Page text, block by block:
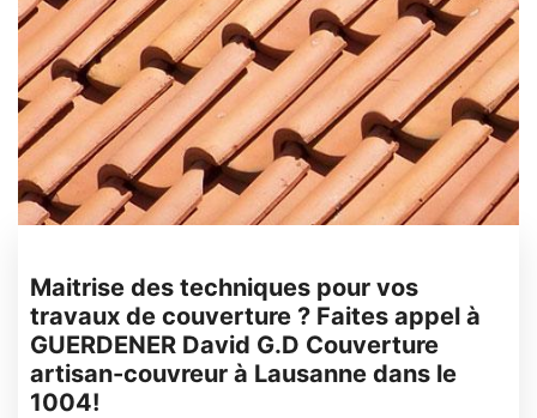
Maitrise des techniques pour vos
travaux de couverture ? Faites appel à
GUERDENER David G.D Couverture
artisan-couvreur à Lausanne dans le
1004!